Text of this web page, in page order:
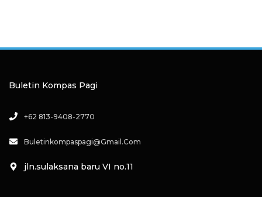
Buletin Kompas Pagi
+62 813-9408-2770
Buletinkompaspagi@gmail.com
jln.sulaksana baru VI no.11